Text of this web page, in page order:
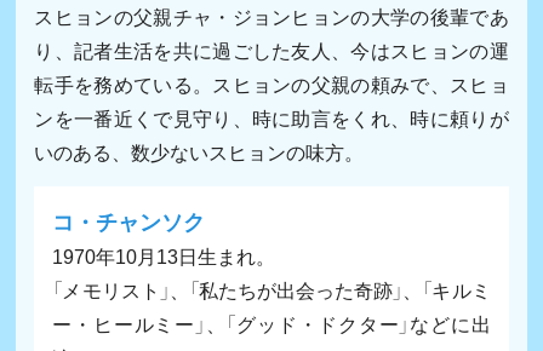
スヒョンの父親チャ・ジョンヒョンの大学の後輩であ
り、記者生活を共に過ごした友人、今はスヒョンの運
転手を務めている。スヒョンの父親の頼みで、スヒョ
ンを一番近くで見守り、時に助言をくれ、時に頼りが
いのある、数少ないスヒョンの味方。
コ・チャンソク
1970年10月13日生まれ。
「メモリスト」、「私たちが出会った奇跡」、「キルミ
ー・ヒールミー」、「グッド・ドクター」などに出